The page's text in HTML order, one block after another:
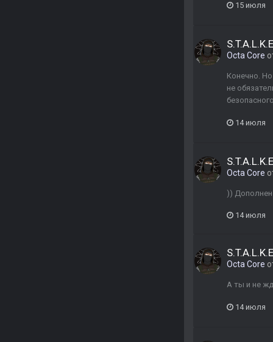
15 июля
Octa Core
Конечно.
не
14 июля
Octa Core
))
14 июля
Octa Core
А ты и не
14 июля